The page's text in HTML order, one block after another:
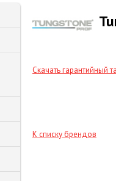
Скачать гарантийный
К списку брендов